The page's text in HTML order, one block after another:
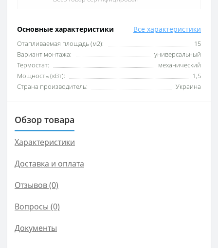
Основные характеристики Все характеристики
Отапливаемая площадь (м2):
15
Вариант монтажа:
универсальный
Термостат:
механический
Мощность (кВт):
1,5
Страна производитель:
Украина
Обзор товара
Характеристики
Доставка и оплата
Отзывов (0)
Вопросы (0)
Документы